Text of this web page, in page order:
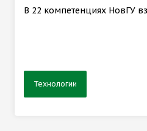
В 22 компетенциях НовГУ
Технологии